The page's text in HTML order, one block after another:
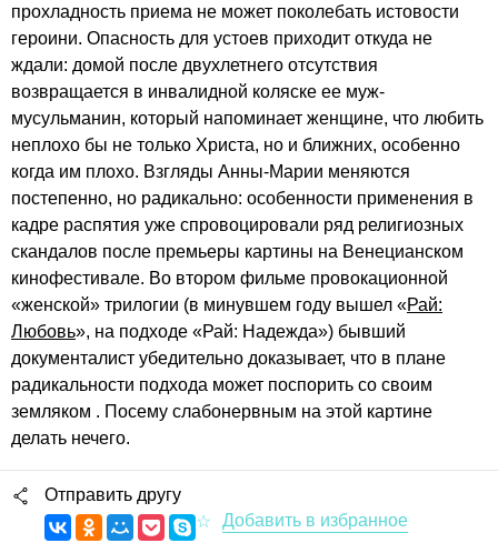
прохладность приема не может поколебать истовости
героини. Опасность для устоев приходит откуда не
ждали: домой после двухлетнего отсутствия
возвращается в инвалидной коляске ее муж-
мусульманин, который напоминает женщине, что любить
неплохо бы не только Христа, но и ближних, особенно
когда им плохо. Взгляды Анны-Марии меняются
постепенно, но радикально: особенности применения в
кадре распятия уже спровоцировали ряд религиозных
скандалов после премьеры картины на Венецианском
кинофестивале. Во втором фильме провокационной
«женской» трилогии (в минувшем году вышел «Рай:
Любовь», на подходе «Рай: Надежда») бывший
документалист убедительно доказывает, что в плане
радикальности подхода может поспорить со своим
земляком . Посему слабонервным на этой картине
делать нечего.
Отправить другу